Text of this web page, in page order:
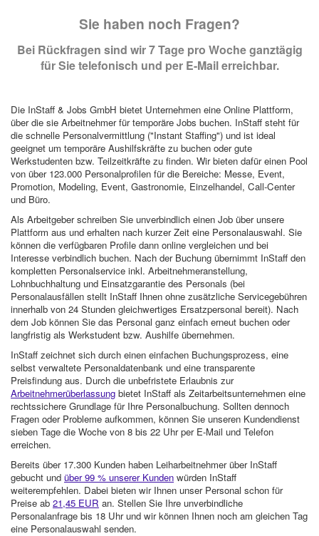
Sie haben noch Fragen?
Bei Rückfragen sind wir 7 Tage pro Woche ganztägig
für Sie telefonisch und per E-Mail erreichbar.
Die InStaff & Jobs GmbH bietet Unternehmen eine Online Plattform,
über die sie Arbeitnehmer für temporäre Jobs buchen. InStaff steht für
die schnelle Personalvermittlung ("Instant Staffing") und ist ideal
geeignet um temporäre Aushilfskräfte zu buchen oder gute
Werkstudenten bzw. Teilzeitkräfte zu finden. Wir bieten dafür einen Pool
von über 123.000 Personalprofilen für die Bereiche: Messe, Event,
Promotion, Modeling, Event, Gastronomie, Einzelhandel, Call-Center
und Büro.
Als Arbeitgeber schreiben Sie unverbindlich einen Job über unsere
Plattform aus und erhalten nach kurzer Zeit eine Personalauswahl. Sie
können die verfügbaren Profile dann online vergleichen und bei
Interesse verbindlich buchen. Nach der Buchung übernimmt InStaff den
kompletten Personalservice inkl. Arbeitnehmeranstellung,
Lohnbuchhaltung und Einsatzgarantie des Personals (bei
Personalausfällen stellt InStaff Ihnen ohne zusätzliche Servicegebühren
innerhalb von 24 Stunden gleichwertiges Ersatzpersonal bereit). Nach
dem Job können Sie das Personal ganz einfach erneut buchen oder
langfristig als Werkstudent bzw. Aushilfe übernehmen.
InStaff zeichnet sich durch einen einfachen Buchungsprozess, eine
selbst verwaltete Personaldatenbank und eine transparente
Preisfindung aus. Durch die unbefristete Erlaubnis zur
Arbeitnehmerüberlassung bietet InStaff als Zeitarbeitsunternehmen eine
rechtssichere Grundlage für Ihre Personalbuchung. Sollten dennoch
Fragen oder Probleme aufkommen, können Sie unseren Kundendienst
sieben Tage die Woche von 8 bis 22 Uhr per E-Mail und Telefon
erreichen.
Bereits über 17.300 Kunden haben Leiharbeitnehmer über InStaff
gebucht und über 99 % unserer Kunden würden InStaff
weiterempfehlen. Dabei bieten wir Ihnen unser Personal schon für
Preise ab 21,45 EUR an. Stellen Sie Ihre unverbindliche
Personalanfrage bis 18 Uhr und wir können Ihnen noch am gleichen Tag
eine Personalauswahl senden.